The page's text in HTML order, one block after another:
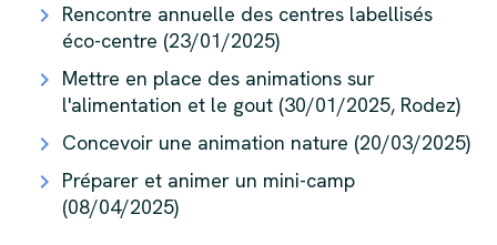
Rencontre annuelle des centres labellisés
éco-centre (23/01/2025)
Mettre en place des animations sur
l'alimentation et le gout (30/01/2025, Rodez)
Concevoir une animation nature (20/03/2025)
Préparer et animer un mini-camp
(08/04/2025)